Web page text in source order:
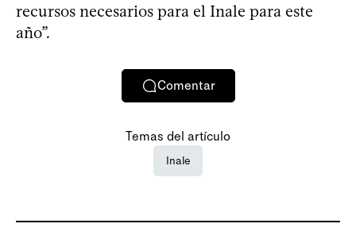
recursos necesarios para el Inale para este
año”.
Comentar
Temas del artículo
Inale